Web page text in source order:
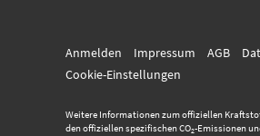
Anmelden Impressum AGB
Cookie-Einstellungen
Weitere Informationen zum offiziellen
den offiziellen spezifischen CO2-Emissionen